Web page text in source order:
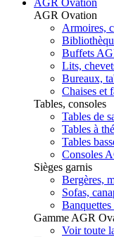
AGR Ovation
AGR Ovation
Armoires,
Buffets
Lits,
Bureaux,
Chaises et
Tables, consoles
Tables de
Tables à
Tables
Consoles
Sièges garnis
Bergères,
Sofas,
Gamme AGR
Voir toute